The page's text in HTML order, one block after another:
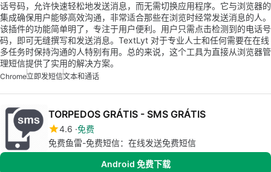
话号码，允许快速轻松地发送消息，而无需切换应用程序。它与浏览器的
集成确保用户能够高效沟通，非常适合那些在浏览时经常发送消息的人。
该插件的功能简单明了，专注于用户便利。用户只需点击检测到的电话号
码，即可无缝撰写和发送消息。TextLyt 对于专业人士和任何需要在在线
多任务时保持沟通的人特别有用。总的来说，这个工具为直接从浏览器管
理短信提供了实用的解决方案。
Chrome立即发短信文本和通话
TORPEDOS GRÁTIS - SMS GRÁTIS
4.6 免费
免费鱼雷-免费短信：在线发送免费短信
Android 免费下载